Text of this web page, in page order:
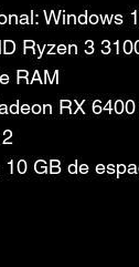
Windows
Ryzen 3
RAM
RX
GB de